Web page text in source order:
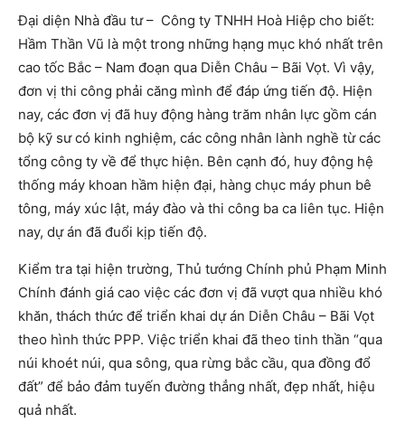
Đại diện Nhà đầu tư – Công ty TNHH Hoà Hiệp cho biết:
Hầm Thần Vũ là một trong những hạng mục khó nhất trên
cao tốc Bắc – Nam đoạn qua Diễn Châu – Bãi Vọt. Vì vậy,
đơn vị thi công phải căng mình để đáp ứng tiến độ. Hiện
nay, các đơn vị đã huy động hàng trăm nhân lực gồm cán
bộ kỹ sư có kinh nghiệm, các công nhân lành nghề từ các
tổng công ty về để thực hiện. Bên cạnh đó, huy động hệ
thống máy khoan hầm hiện đại, hàng chục máy phun bê
tông, máy xúc lật, máy đào và thi công ba ca liên tục. Hiện
nay, dự án đã đuổi kịp tiến độ.
Kiểm tra tại hiện trường, Thủ tướng Chính phủ Phạm Minh
Chính đánh giá cao việc các đơn vị đã vượt qua nhiều khó
khăn, thách thức để triển khai dự án Diễn Châu – Bãi Vọt
theo hình thức PPP. Việc triển khai đã theo tinh thần “qua
núi khoét núi, qua sông, qua rừng bắc cầu, qua đồng đổ
đất” để bảo đảm tuyến đường thẳng nhất, đẹp nhất, hiệu
quả nhất.